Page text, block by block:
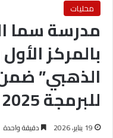
محليات
مدرسة سما
بالمركز
الذهبي”
للبرمجة 2025
19 يناير، 2026 دقيقة واحدة